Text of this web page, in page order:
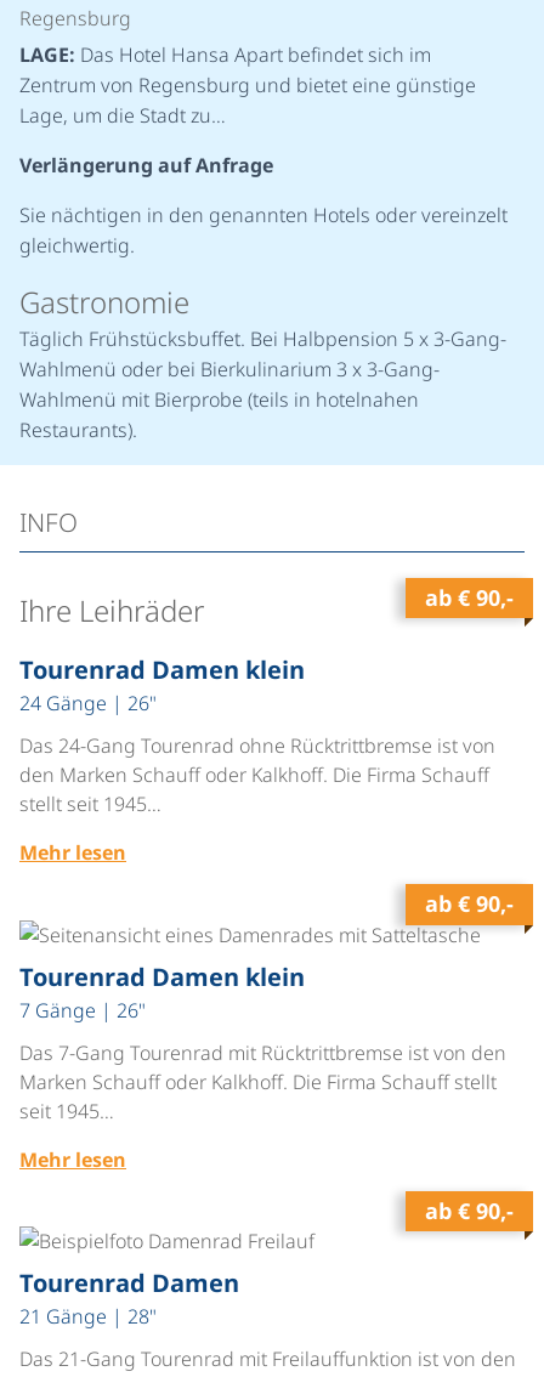
Regensburg
LAGE: Das Hotel Hansa Apart befindet sich im
Zentrum von Regensburg und bietet eine günstige
Lage, um die Stadt zu…
Verlängerung auf Anfrage
Sie nächtigen in den genannten Hotels oder vereinzelt
gleichwertig.
Gastronomie
Täglich Frühstücksbuffet. Bei Halbpension 5 x 3-Gang-
Wahlmenü oder bei Bierkulinarium 3 x 3-Gang-
Wahlmenü mit Bierprobe (teils in hotelnahen
Restaurants).
INFO
Ihre Leihräder ab € 90,-
Tourenrad Damen klein
24 Gänge | 26"
Das 24-Gang Tourenrad ohne Rücktrittbremse ist von
den Marken Schauff oder Kalkhoff. Die Firma Schauff
stellt seit 1945…
Mehr lesen
ab € 90,-
Tourenrad Damen klein
7 Gänge | 26"
Das 7-Gang Tourenrad mit Rücktrittbremse ist von den
Marken Schauff oder Kalkhoff. Die Firma Schauff stellt
seit 1945…
Mehr lesen
ab € 90,-
Tourenrad Damen
21 Gänge | 28"
Das 21-Gang Tourenrad mit Freilauffunktion ist von den